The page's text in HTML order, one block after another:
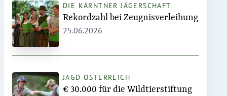
DIE KÄRNTNER JÄGERSCHAFT
Rekordzahl bei Zeugnisverleihung
25.06.2026
JAGD ÖSTERREICH
€ 30.000 für die Wildtierstiftung